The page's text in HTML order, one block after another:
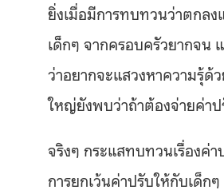
ยิ่งเมื่อมีการทบทวนว่าตกล
เด็กๆ จากครอบครัวยากจน
ว่าอยากจะแสวงหาความรุ้
ใหญ่ยังพบว่าถ้าต้องจ่ายค่าป
จริงๆ กระแสทบทวนเรื่องค่
การยกเว้นค่าปรับให้กับเด็ก